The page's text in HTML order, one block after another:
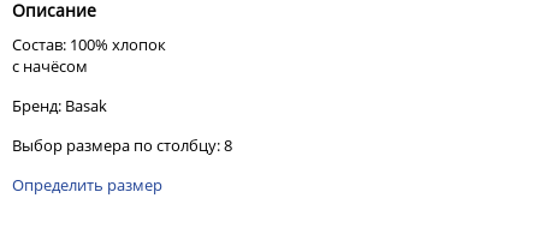
Описание
Состав: 100% хлопок
с начёсом
Бренд: Basak
Выбор размера по столбцу: 8
Определить размер